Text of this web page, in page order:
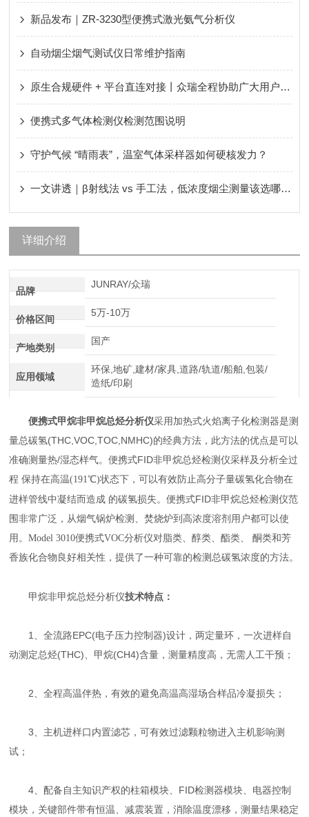
新品发布｜ZR-3230型便携式激光氨气分析仪
自动烟尘烟气测试仪日常维护指南
原生合规硬件 + 平台直连对接丨众瑞全程协助广大用户轻松应对新规、顺利通过评审！
便携式多气体检测仪检测范围说明
守护气候 “晴雨表”，温室气体采样器如何硬核发力？
一文讲透｜β射线法 vs 手工法，低浓度烟尘测量该选哪种？
详细介绍
品牌
JUNRAY/众瑞
价格区间
5万-10万
产地类别
国产
应用领域
环保,地矿,建材/家具,道路/轨道/船舶,包装/
造纸/印刷
便携式甲烷非甲烷总烃分析仪采用加热式火焰离子化检测器是测
量总碳氢(THC,VOC,TOC,NMHC)的经典方法，此方法的优点是可以
准确测量热/湿态样气。便携式FID非甲烷总烃检测仪采样及分析全过
程 保持在高温(191℃)状态下，可以有效防止高分子量碳氢化合物在
进样管线中凝结而造成 的碳氢损失。便携式FID非甲烷总烃检测仪范
围非常广泛，从烟气锅炉检测、焚烧炉到高浓度溶剂用户都可以使
用。Model 3010便携式VOC分析仪对脂类、醇类、酯类、 酮类和芳
香族化合物良好相关性，提供了一种可靠的检测总碳氢浓度的方法。
甲烷非甲烷总烃分析仪技术特点 ：
1、全流路EPC(电子压力控制器)设计，两定量环，一次进样自
动测定总烃(THC)、甲烷(CH4)含量，测量精度高，无需人工干预；
2、全程高温伴热，有效的避免高温高湿场合样品冷凝损失；
3、主机进样口内置滤芯，可有效过滤颗粒物进入主机影响测
试；
4、配备自主知识产权的柱箱模块、FID检测器模块、电器控制
模块，关键部件带有恒温、减震装置，消除温度漂移，测量结果稳定